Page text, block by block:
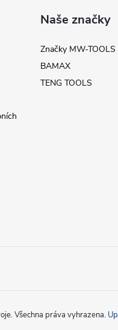
Naše značky
Značky MW-TOOLS
BAMAX
TENG TOOLS
. Všechna práva vyhrazena.